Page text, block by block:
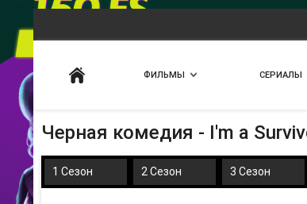
ФИЛЬМЫ СЕРИАЛЫ
Черная комедия - I'm a
1 Сезон 2 Сезон 3 Сезон